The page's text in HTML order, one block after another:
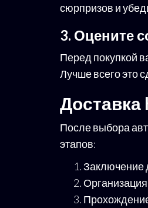
сюрпризов и
3. Оцените
Перед покупкой
Лучше всего это
Доставка
После выбора
этапов:
Заключение